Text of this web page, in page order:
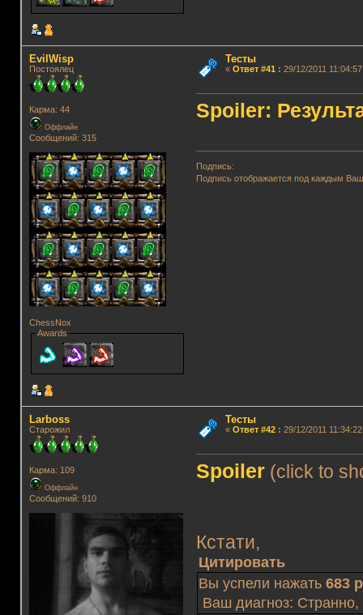
EvilWisp
Постоялец
Карма: 44
Оффлайн
Сообщений: 315
ChessNox
Awards
Тесты
« Ответ #41 : 29/12/2011
Spoiler:
Подпись:
Подпись отображается под каждым
Lаrboss
Старожил
Карма: 109
Оффлайн
Сообщений: 910
Тесты
« Ответ #42: 29/12/2011
Spoiler (click to
Кстати,
Цитировать
Вы успели нажать683
Ваш диагноз: